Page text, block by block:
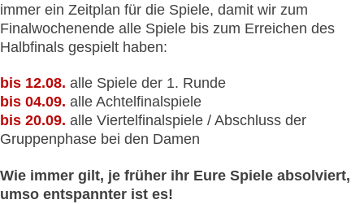
immer ein Zeitplan für die Spiele, damit wir zum
Finalwochenende alle Spiele bis zum Erreichen des
Halbfinals gespielt haben:
bis 12.08. alle Spiele der 1. Runde
bis 04.09. alle Achtelfinalspiele
bis 20.09. alle Viertelfinalspiele / Abschluss der
Gruppenphase bei den Damen
Wie immer gilt, je früher ihr Eure Spiele absolviert,
umso entspannter ist es!